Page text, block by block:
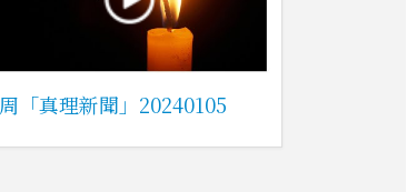
「真理新聞」20240105